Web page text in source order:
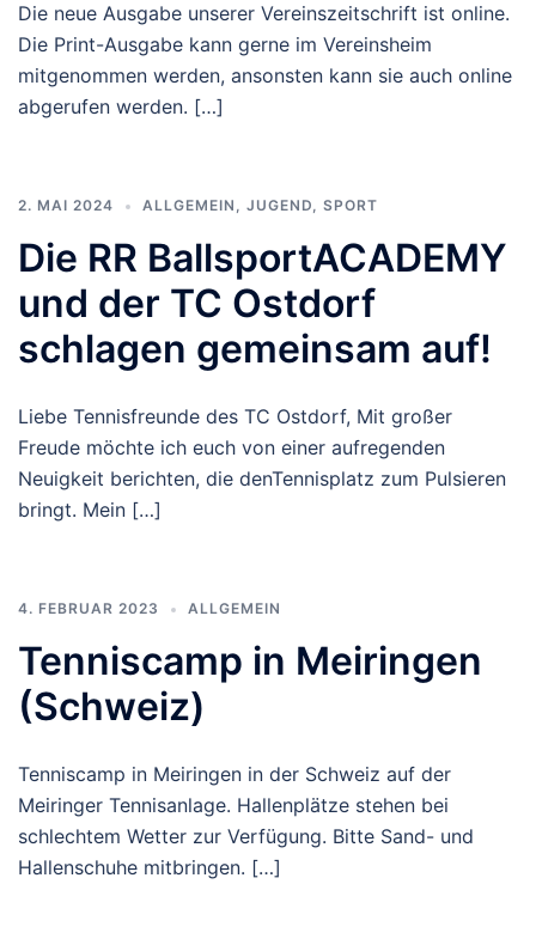
Die neue Ausgabe unserer Vereinszeitschrift ist online.
Die Print-Ausgabe kann gerne im Vereinsheim
mitgenommen werden, ansonsten kann sie auch online
abgerufen werden. […]
2. MAI 2024 ALLGEMEIN , JUGEND, SPORT
Die RR BallsportACADEMY
und der TC Ostdorf
schlagen gemeinsam auf!
Liebe Tennisfreunde des TC Ostdorf, Mit großer
Freude möchte ich euch von einer aufregenden
Neuigkeit berichten, die denTennisplatz zum Pulsieren
bringt. Mein […]
4. FEBRUAR 2023 ALLGEMEIN
Tenniscamp in Meiringen
(Schweiz)
Tenniscamp in Meiringen in der Schweiz auf der
Meiringer Tennisanlage. Hallenplätze stehen bei
schlechtem Wetter zur Verfügung. Bitte Sand- und
Hallenschuhe mitbringen. […]